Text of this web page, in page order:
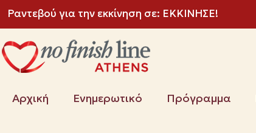
Ραντεβού για την εκκίνηση σε: ΕΚΚΙΝΗΣΕ!
Αρχική Ενημερωτικό Πρόγραμμα